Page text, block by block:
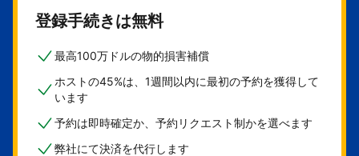
登録手続きは無料
最高100万ドルの物的損害補償
ホストの45%は、1週間以内に最初の予約を獲得して
います
予約は即時確定か、予約リクエスト制かを選べます
弊社にて決済を代行します